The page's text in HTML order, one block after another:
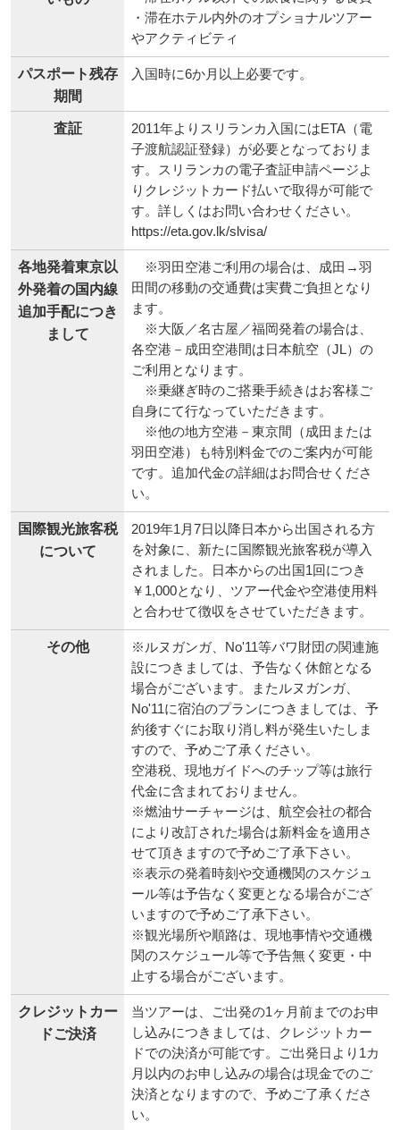
・滞在ホテル内外のオプショナルツアー
やアクティビティ
パスポート残存
期間
入国時に6か月以上必要です。
査証
2011年よりスリランカ入国にはETA（電
子渡航認証登録）が必要となっておりま
す。スリランカの電子査証申請ページよ
りクレジットカード払いで取得が可能で
す。詳しくはお問い合わせください。
https://eta.gov.lk/slvisa/
各地発着東京以
外発着の国内線
追加手配につき
まして
※羽田空港ご利用の場合は、成田→羽
田間の移動の交通費は実費ご負担となり
ます。
※大阪／名古屋／福岡発着の場合は、
各空港－成田空港間は日本航空（JL）の
ご利用となります。
※乗継ぎ時のご搭乗手続きはお客様ご
自身にて行なっていただきます。
※他の地方空港－東京間（成田または
羽田空港）も特別料金でのご案内が可能
です。追加代金の詳細はお問合せくださ
い。
国際観光旅客税
について
2019年1月7日以降日本から出国される方
を対象に、新たに国際観光旅客税が導入
されました。日本からの出国1回につき
￥1,000となり、ツアー代金や空港使用料
と合わせて徴収をさせていただきます。
その他
※ルヌガンガ、No'11等バワ財団の関連施
設につきましては、予告なく休館となる
場合がございます。またルヌガンガ、
No'11に宿泊のプランにつきましては、予
約後すぐにお取り消し料が発生いたしま
すので、予めご了承ください。
空港税、現地ガイドへのチップ等は旅行
代金に含まれておりません。
※燃油サーチャージは、航空会社の都合
により改訂された場合は新料金を適用さ
せて頂きますので予めご了承下さい。
※表示の発着時刻や交通機関のスケジュ
ール等は予告なく変更となる場合がござ
いますので予めご了承下さい。
※観光場所や順路は、現地事情や交通機
関のスケジュール等で予告無く変更・中
止する場合がございます。
クレジットカー
ドご決済
当ツアーは、ご出発の1ヶ月前までのお申
し込みにつきましては、クレジットカー
ドでの決済が可能です。ご出発日より1カ
月以内のお申し込みの場合は現金でのご
決済となりますので、予めご了承くださ
い。